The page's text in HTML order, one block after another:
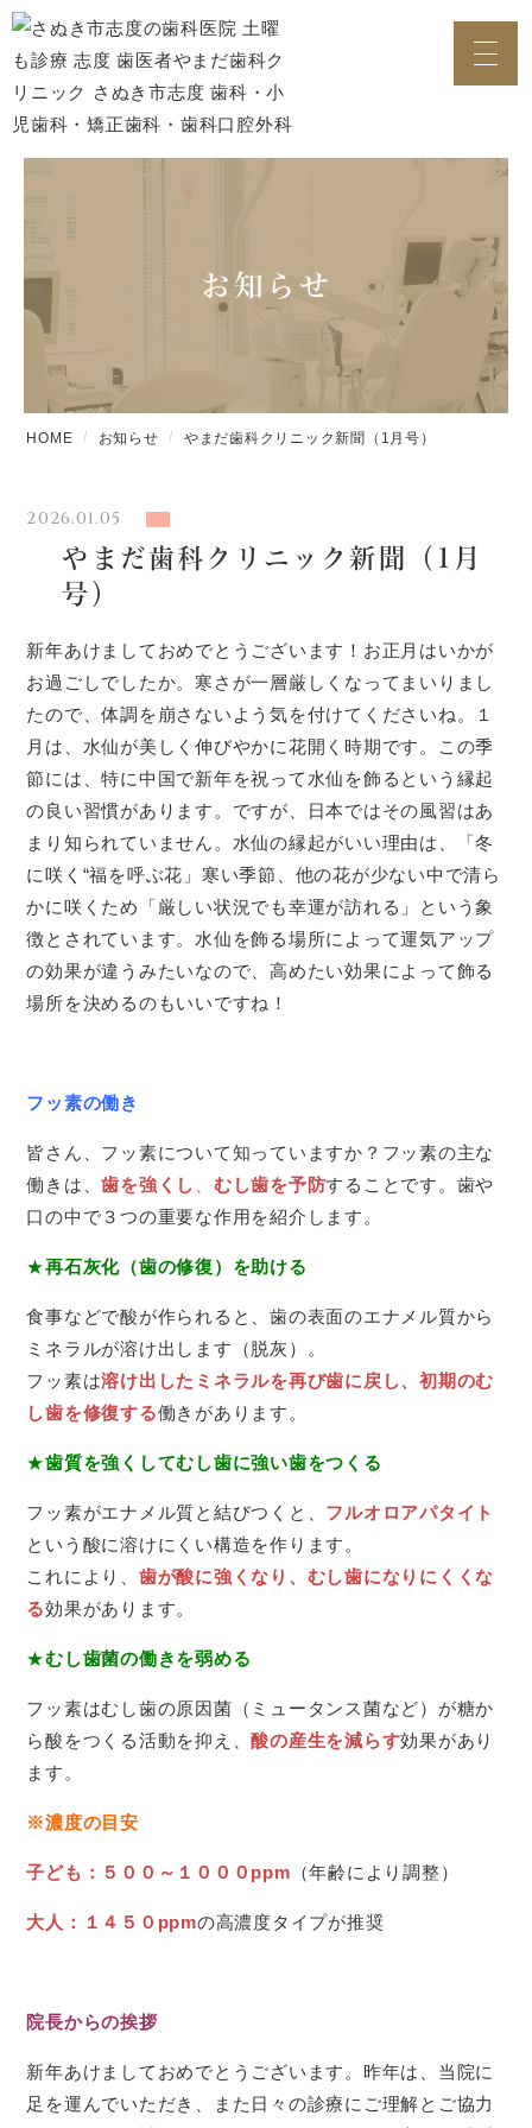
お知らせ
HOME お知らせ やまだ歯科クリニック新聞（1月号）
2026.01.05
やまだ歯科クリニック新聞（1月
号）
新年あけましておめでとうございます！お正月はいかが
お過ごしでしたか。寒さが一層厳しくなってまいりまし
たので、体調を崩さないよう気を付けてくださいね。１
月は、水仙が美しく伸びやかに花開く時期です。この季
節には、特に中国で新年を祝って水仙を飾るという縁起
の良い習慣があります。ですが、日本ではその風習はあ
まり知られていません。水仙の縁起がいい理由は、「冬
に咲く“福を呼ぶ花」寒い季節、他の花が少ない中で清ら
かに咲くため「厳しい状況でも幸運が訪れる」という象
徴とされています。水仙を飾る場所によって運気アップ
の効果が違うみたいなので、高めたい効果によって飾る
場所を決めるのもいいですね！
フッ素の働き
皆さん、フッ素について知っていますか？フッ素の主な
働きは、歯を強くし むし歯を予防することです。歯や
口の中で３つの重要な作用を紹介します。
★再石灰化（歯の修復）を助ける
食事などで酸が作られると、歯の表面のエナメル質から
ミネラルが溶け出します（脱灰）。
フッ素は溶け出したミネラルを再び歯に戻し、初期のむ
し歯を修復する働きがあります。
★歯質を強くしてむし歯に強い歯をつくる
フッ素がエナメル質と結びつくと、 フルオロアパタイト
という酸に溶けにくい構造を作ります。
これにより、 歯が酸に強くなり、むし歯になりにくくな
る効果があります。
★むし歯菌の働きを弱める
フッ素はむし歯の原因菌（ミュータンス菌など）が糖か
ら酸をつくる活動を抑え、酸の産生を減らす効果があり
ます。
※濃度の目安
子ども：５００～１０００ppm （年齢により調整）
大人：１４５０ppmの高濃度タイプが推奨
院長からの挨拶
新年あけましておめでとうございます。昨年は、当院に
足を運んでいただき、また日々の診療にご理解とご協力